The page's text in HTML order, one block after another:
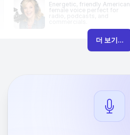
Energetic, friendly American
female voice perfect for
radio, podcasts, and
더 보기...